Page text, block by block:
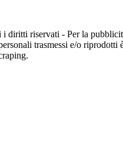
riservati - Per la
trasmessi e/o